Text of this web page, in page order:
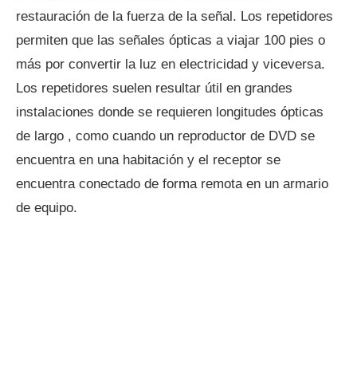
restauración de la fuerza de la señal. Los repetidores
permiten que las señales ópticas a viajar 100 pies o
más por convertir la luz en electricidad y viceversa.
Los repetidores suelen resultar útil en grandes
instalaciones donde se requieren longitudes ópticas
de largo , como cuando un reproductor de DVD se
encuentra en una habitación y el receptor se
encuentra conectado de forma remota en un armario
de equipo.